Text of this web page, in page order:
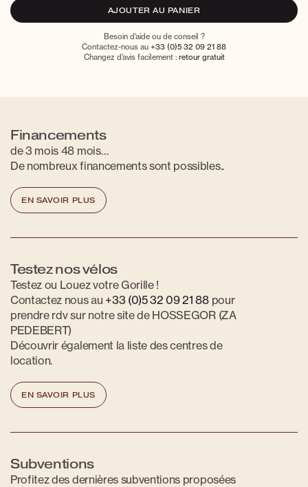
AJOUTER AU PANIER
Besoin d’aide ou de conseil ?
Contactez-nous au +33 (0)5 32 09 21 88
Changez d’avis facilement : retour gratuit
Financements
de 3 mois 48 mois…
De nombreux financements sont possibles..
EN SAVOIR PLUS
Testez nos vélos
Testez ou Louez votre Gorille !
Contactez nous au +33 (0)5 32 09 21 88pour
prendre rdv sur notre site de HOSSEGOR (ZA
PEDEBERT)
Découvrir également la liste des centres de
location.
EN SAVOIR PLUS
Subventions
Profitez des dernières subventions proposées